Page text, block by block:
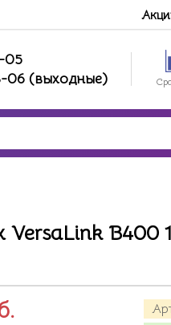
05
06 (выходные)
VersaLink B400